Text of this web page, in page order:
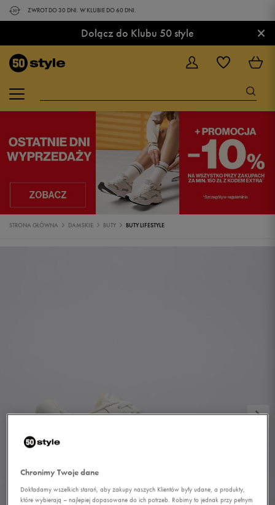
ZWROT DO 30 DNI. W KLUBIE DO 60 DNI.
Dołącz do Klubu 50 style ×
STRONA GŁÓWNA DAMSKIE BUTY BUTY LIFESTYLE
Chronimy Twoje dane
Dokładamy wszelkich starań, aby zakupy naszych Klientów były udane, a produkty,
które wybierają – najlepiej dopasowane do ich potrzeb. Robimy to jednak przy pełnym